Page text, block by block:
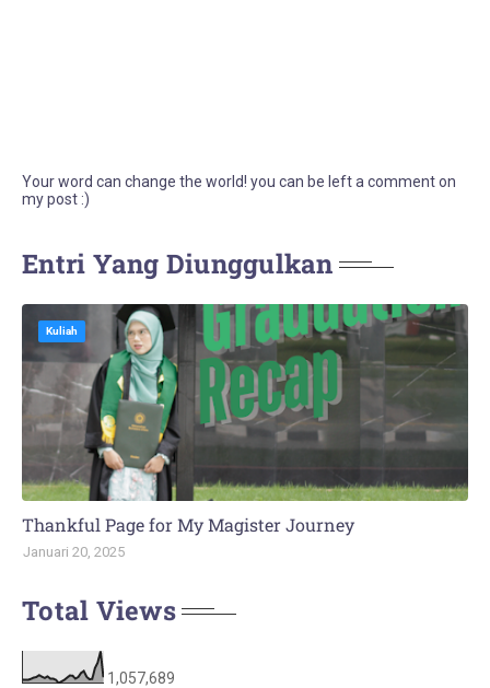
Your word can change the world! you can be left a comment on
my post :)
Entri Yang Diunggulkan
Kuliah
Thankful Page for My Magister Journey
Januari 20, 2025
Total Views
1,057,689